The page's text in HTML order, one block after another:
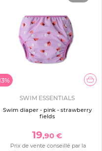
SWIM ESSENTIALS
Swim diaper - pink - strawberry
fields
19,90 €
Prix de vente conseillé par la